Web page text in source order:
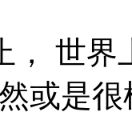
， 世
或是